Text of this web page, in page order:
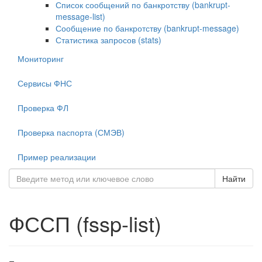
Список сообщений по банкротству (bankrupt-
message-list)
Сообщение по банкротству (bankrupt-message)
Статистика запросов (stats)
Мониторинг
Сервисы ФНС
Проверка ФЛ
Проверка паспорта (СМЭВ)
Пример реализации
Найти
ФССП (fssp-list)